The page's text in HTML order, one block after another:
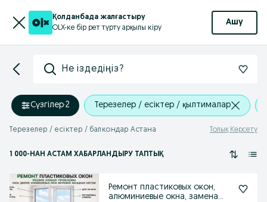
Қолданбада жалғастыру
OLX-ке бір рет түрту арқылы кіру
Ашу
Не іздедіңіз?
Сүзгілер·2 Терезелер / есіктер / қылтималар
Терезелер / есіктер / балкондар Астана Толық Көрсету
1 000-НАН АСТАМ ХАБАРЛАНДЫРУ ТАПТЫҚ
Ремонт пластиковых окон,
алюминиевые окна, замена